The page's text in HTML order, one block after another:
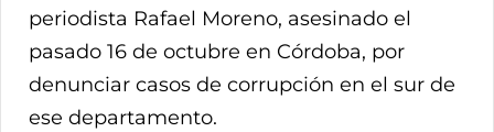
periodista Rafael Moreno, asesinado el
pasado 16 de octubre en Córdoba, por
denunciar casos de corrupción en el sur de
ese departamento.